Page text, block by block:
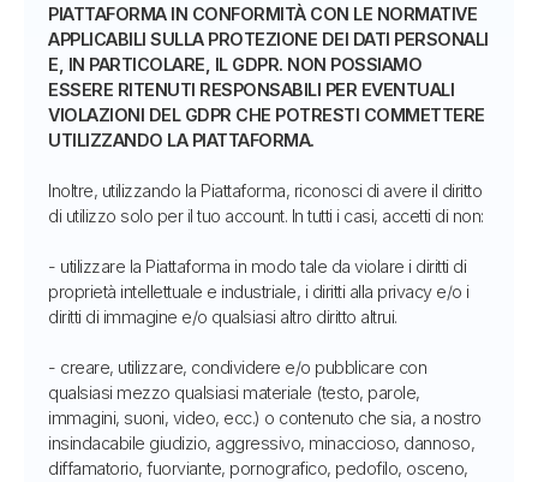
PIATTAFORMA IN CONFORMITÀ CON LE NORMATIVE
APPLICABILI SULLA PROTEZIONE DEI DATI PERSONALI
E, IN PARTICOLARE, IL GDPR. NON POSSIAMO
ESSERE RITENUTI RESPONSABILI PER EVENTUALI
VIOLAZIONI DEL GDPR CHE POTRESTI COMMETTERE
UTILIZZANDO LA PIATTAFORMA.
Inoltre, utilizzando la Piattaforma, riconosci di avere il diritto
di utilizzo solo per il tuo account. In tutti i casi, accetti di non:
- utilizzare la Piattaforma in modo tale da violare i diritti di
proprietà intellettuale e industriale, i diritti alla privacy e/o i
diritti di immagine e/o qualsiasi altro diritto altrui.
- creare, utilizzare, condividere e/o pubblicare con
qualsiasi mezzo qualsiasi materiale (testo, parole,
immagini, suoni, video, ecc.) o contenuto che sia, a nostro
insindacabile giudizio, aggressivo, minaccioso, dannoso,
diffamatorio, fuorviante, pornografico, pedofilo, osceno,